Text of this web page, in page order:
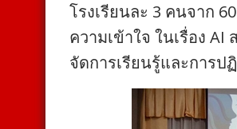
โรงเรียนละ 3 คนจาก
ความเข้าใจ ในเรื่อง
จัดการเรียนรู้และการ